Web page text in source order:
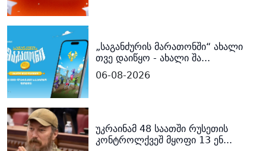
„საგანძურის მარათონში“ ახალი
თვე დაიწყო - ახალი შა...
06-08-2026
უკრაინამ 48 საათში რუსეთის
კონტროლქვეშ მყოფი 13 ენ...